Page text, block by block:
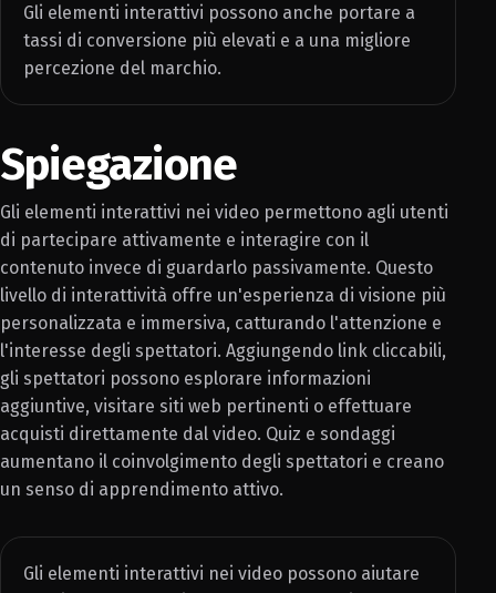
Gli elementi interattivi possono anche portare a
tassi di conversione più elevati e a una migliore
percezione del marchio.
Spiegazione
Gli elementi interattivi nei video permettono agli utenti
di partecipare attivamente e interagire con il
contenuto invece di guardarlo passivamente. Questo
livello di interattività offre un'esperienza di visione più
personalizzata e immersiva, catturando l'attenzione e
l'interesse degli spettatori. Aggiungendo link cliccabili,
gli spettatori possono esplorare informazioni
aggiuntive, visitare siti web pertinenti o effettuare
acquisti direttamente dal video. Quiz e sondaggi
aumentano il coinvolgimento degli spettatori e creano
un senso di apprendimento attivo.
Gli elementi interattivi nei video possono aiutare